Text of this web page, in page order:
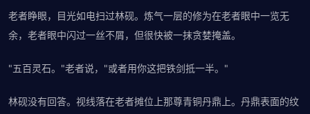
老者睁眼，目光如电扫过林砚。炼气一层的修为在老者眼中一览无
余，老者眼中闪过一丝不屑，但很快被一抹贪婪掩盖。
"五百灵石。"老者说，"或者用你这把铁剑抵一半。"
林砚没有回答。视线落在老者摊位上那尊青铜丹鼎上。丹鼎表面的纹